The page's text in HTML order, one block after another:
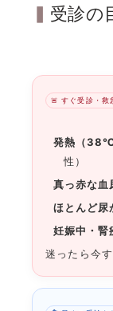
受診の
🚨 すぐ受診・救
発熱（38℃
性）
真っ赤な血
ほとんど尿
妊娠中・腎
迷ったら今